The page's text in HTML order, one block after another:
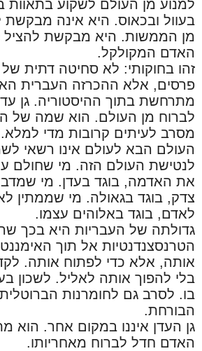
למנוע מן העולם לשקוע בתאוות
בעוול ובכאוס. היא אינה
מן הממשות. היא מבקשת
האדם המקולקל.
זהו בחוקותי: לא סחיטה דתית
פרסים, אלא ההכרזה העברית
מתרחשת בתוך ההיסטוריה. גן עדן
לברוח מן העולם. הוא שמה של
מסרב לעיתים קרובות מדי למלא.
העולם הבא לעולם אינו רשאי
לנטישת העולם הזה. מי שחולם
את האדמה, בוגד בעדן. מי
צדק, בוגד בגאולה. מי שממתין
לאדם, בוגד באלוהים עצמו.
גדולתה של העבריות היא בכך
הטרנסצנדנטיות אל תוך
אותה, אלא כדי לפתוח אותה.
בלי להפוך אותה לאליל. לשכון
בו. לסרב גם לחומרנות הברוטלית
הבורחת.
גן העדן איננו במקום אחר. הוא
האדם חדל לברוח מאחריותו.